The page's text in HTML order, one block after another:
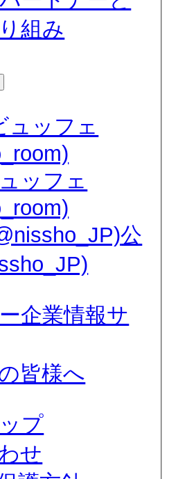
組み
ッフェ
公
企業情報サ
皆様へ
プ
せ